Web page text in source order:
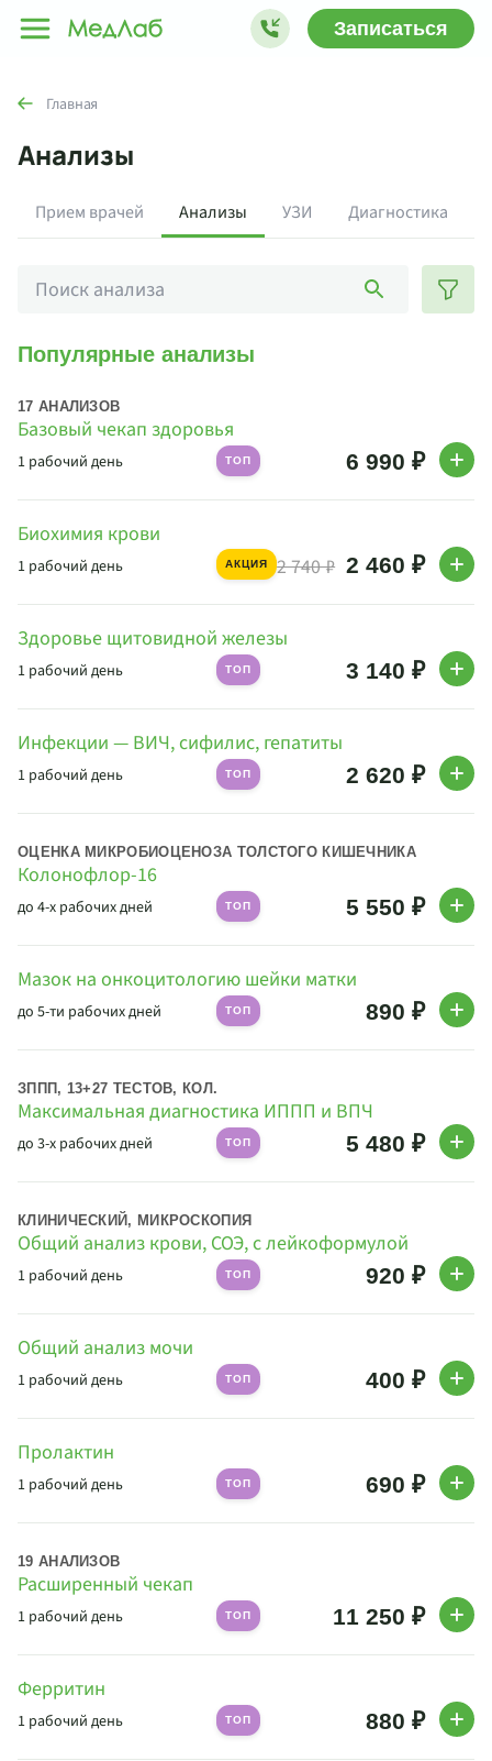
Записаться
Главная
Анализы
Прием врачей Анализы УЗИ Диагностика
Популярные анализы
Базовый чекап здоровья
17 АНАЛИЗОВ
1 рабочий день ТОП 6 990 ₽
Биохимия крови
1 рабочий день АКЦИЯ 2 740 ₽ 2 460 ₽
Здоровье щитовидной железы
1 рабочий день ТОП 3 140 ₽
Инфекции — ВИЧ, сифилис, гепатиты
1 рабочий день ТОП 2 620 ₽
Колонофлор-16
ОЦЕНКА МИКРОБИОЦЕНОЗА ТОЛСТОГО КИШЕЧНИКА
до 4-х рабочих дней ТОП 5 550 ₽
Мазок на онкоцитологию шейки матки
до 5-ти рабочих дней ТОП 890 ₽
Максимальная диагностика ИППП и ВПЧ
ЗППП, 13+27 ТЕСТОВ, КОЛ.
до 3-х рабочих дней ТОП 5 480 ₽
Общий анализ крови, СОЭ, с лейкоформулой
КЛИНИЧЕСКИЙ, МИКРОСКОПИЯ
1 рабочий день ТОП 920 ₽
Общий анализ мочи
1 рабочий день ТОП 400 ₽
Пролактин
1 рабочий день ТОП 690 ₽
Расширенный чекап
19 АНАЛИЗОВ
1 рабочий день ТОП 11 250 ₽
Ферритин
1 рабочий день ТОП 880 ₽